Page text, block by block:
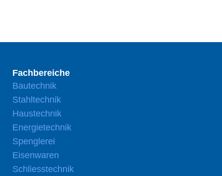
Fachbereiche
Bautechnik
Stahltechnik
Haustechnik
Energietechnik
Spenglerei
Eisenwaren
Schliesstechnik